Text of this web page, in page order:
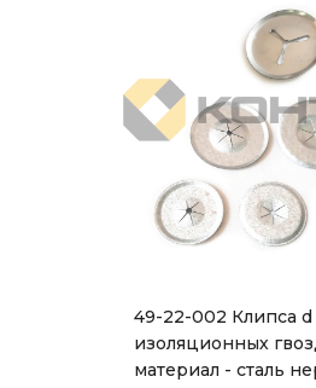
49-22-002 Клипса
изоляционных
материал - сталь